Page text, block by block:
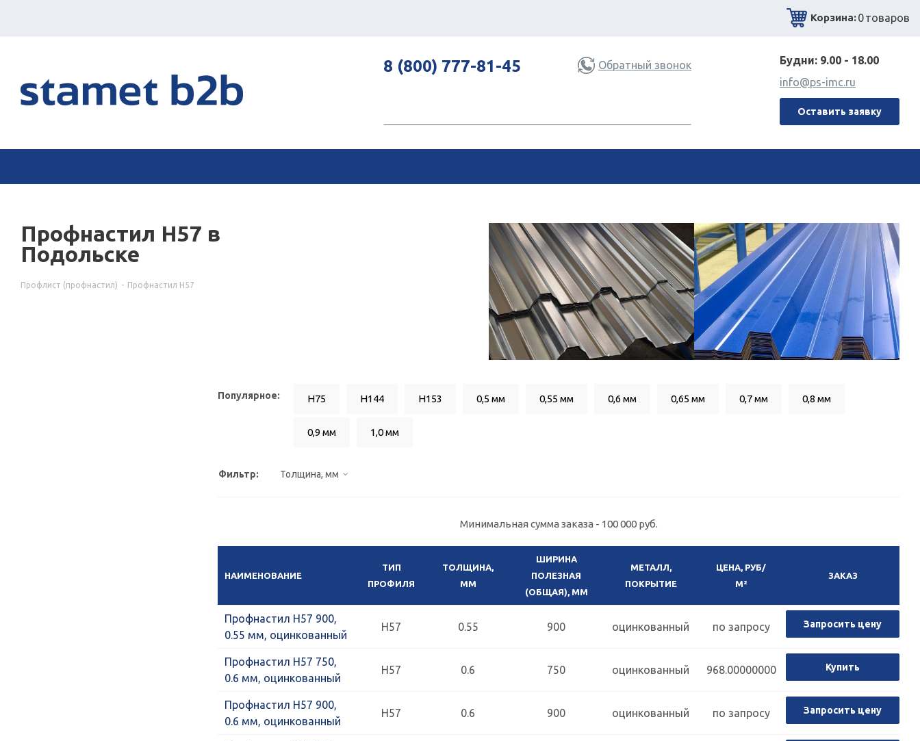
Корзина:0товаров
8 (800) 777-81-45 Обратный звонок
Будни: 9.00 - 18.00
info@ps-imc.ru
Оставить заявку
Профнастил Н57 в
Подольске
Профлист (профнастил) - Профнастил Н57
Популярное: Н75 H144 H153 0,5 мм 0,55 мм 0,6 мм 0,65 мм 0,7 мм 0,8 мм
0,9 мм 1,0 мм
Фильтр: Толщина, мм
Минимальная сумма заказа - 100 000 руб.
НАИМЕНОВАНИЕ
ТИП
ПРОФИЛЯ
ТОЛЩИНА,
ММ
ШИРИНА
ПОЛЕЗНАЯ
(ОБЩАЯ), ММ
МЕТАЛЛ,
ПОКРЫТИЕ
ЦЕНА, РУБ/
М²
ЗАКАЗ
Профнастил Н57 900,
0.55 мм, оцинкованный
Н57 0.55 900 оцинкованный по запросу Запросить цену
Профнастил Н57 750,
0.6 мм, оцинкованный
Н57 0.6 750 оцинкованный 968.00000000 Купить
Профнастил Н57 900,
0.6 мм, оцинкованный
Н57 0.6 900 оцинкованный по запросу Запросить цену